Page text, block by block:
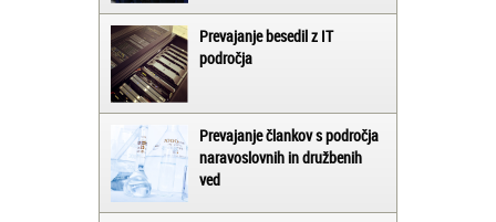
Prevajanje besedil z IT
področja
Prevajanje člankov s področja
naravoslovnih in družbenih
ved